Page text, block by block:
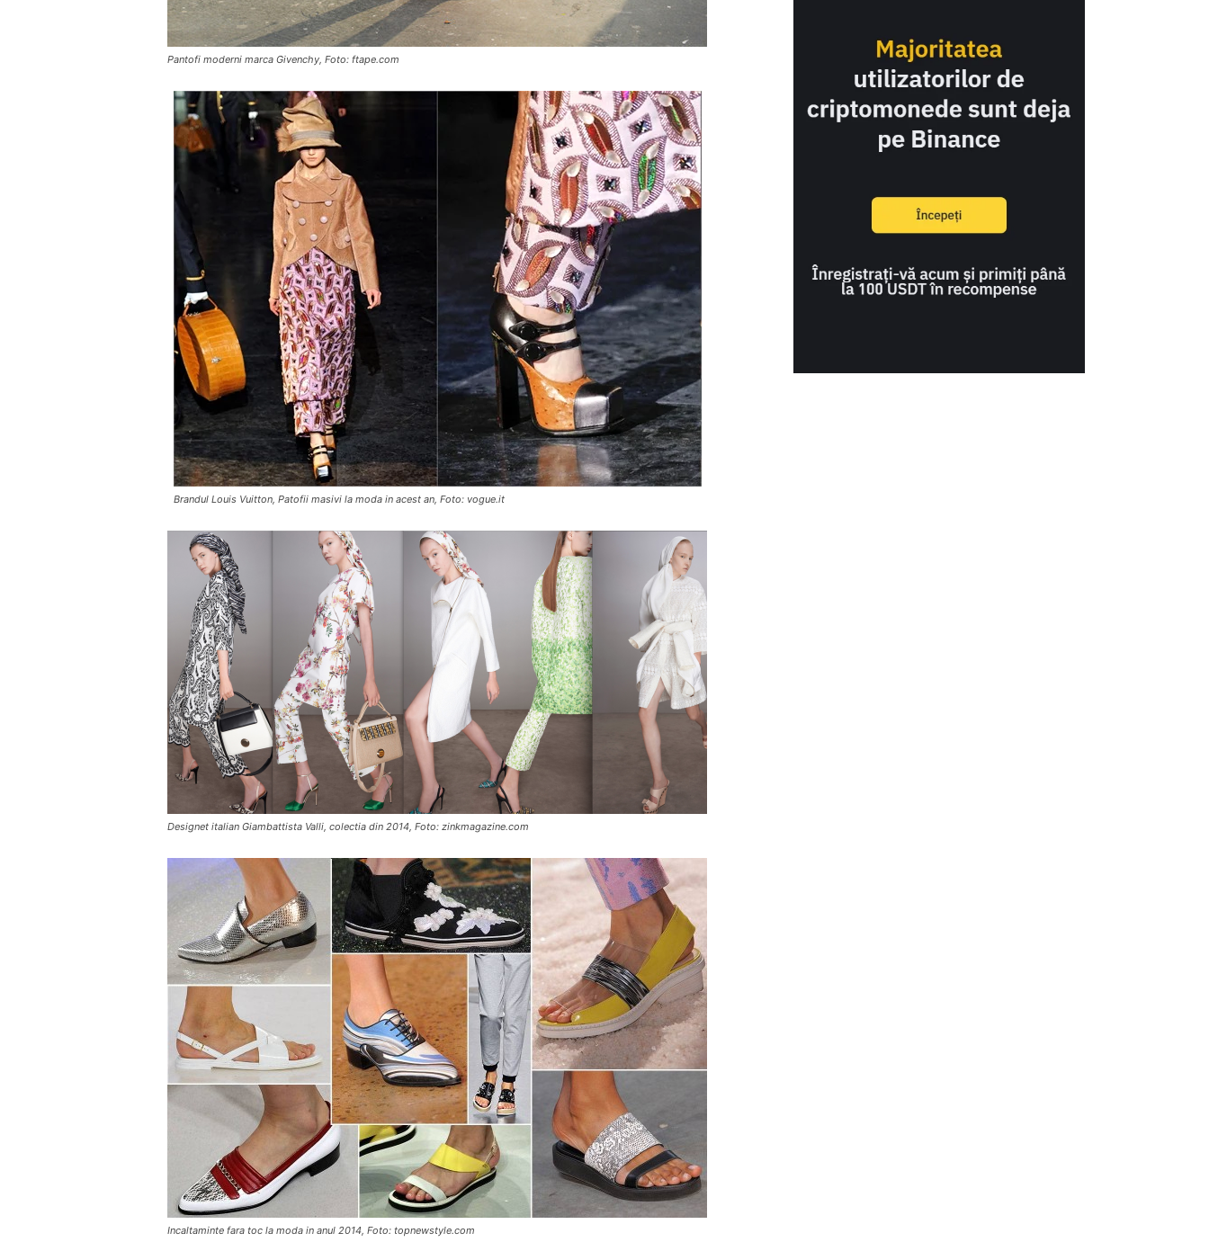
Pantofi moderni marca Givenchy, Foto: ftape.com
Brandul Louis Vuitton, Patofii masivi la moda in acest an, Foto: vogue.it
Designet italian Giambattista Valli, colectia din 2014, Foto: zinkmagazine.com
Incaltaminte fara toc la moda in anul 2014, Foto: topnewstyle.com